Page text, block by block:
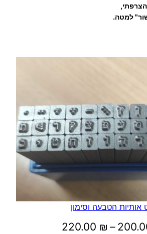
הצרפתי,
למטה.
אותיות הטבעה וסימון
–
220.00 ₪